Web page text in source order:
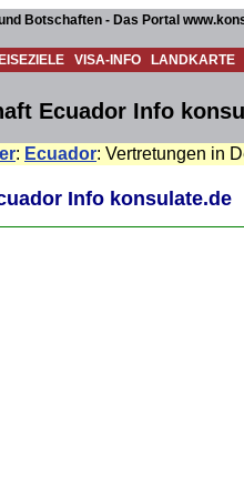
Botschaften - Das Portal
VISA-INFO LANDKARTE
Ecuador Info
: Ecuador: Vertretungen in
Info konsulate.de